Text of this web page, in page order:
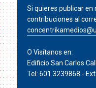
Si quieres publicar
contribuciones al
O Visítanos en:
Edificio San Carlos
Tel: 601 3239868 -